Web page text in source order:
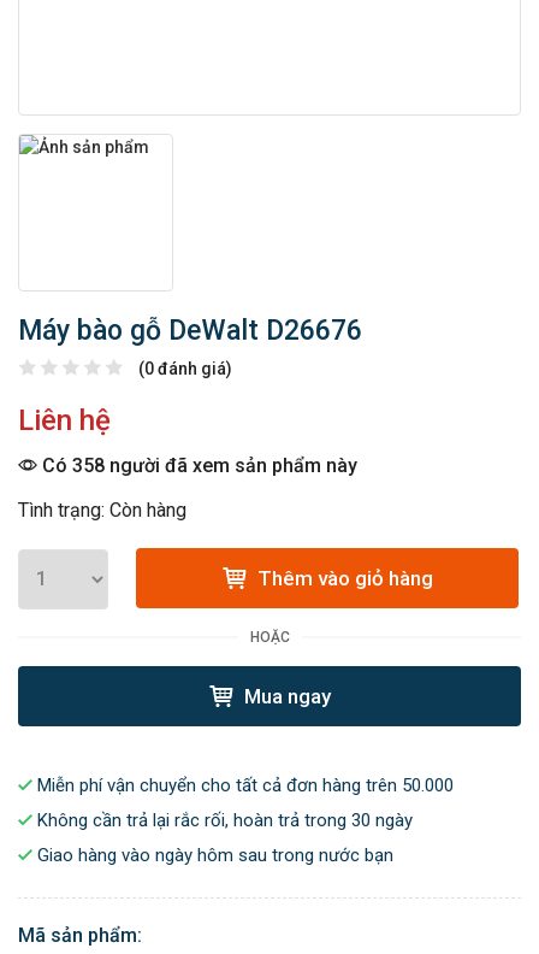
Máy bào gỗ DeWalt D26676
(0 đánh giá)
Liên hệ
Có 358 người đã xem sản phẩm này
Tình trạng: Còn hàng
Thêm vào giỏ hàng
HOẶC
Mua ngay
Miễn phí vận chuyển cho tất cả đơn hàng trên 50.000
Không cần trả lại rắc rối, hoàn trả trong 30 ngày
Giao hàng vào ngày hôm sau trong nước bạn
Mã sản phẩm: